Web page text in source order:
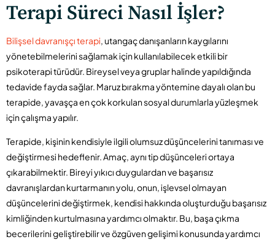
Terapi Süreci Nasıl İşler?
Bilişsel davranışçı terapi, utangaç danışanların kaygılarını
yönetebilmelerini sağlamak için kullanılabilecek etkili bir
psikoterapi türüdür. Bireysel veya gruplar halinde yapıldığında
tedavide fayda sağlar. Maruz bırakma yöntemine dayalı olan bu
terapide, yavaşça en çok korkulan sosyal durumlarla yüzleşmek
için çalışma yapılır.
Terapide, kişinin kendisiyle ilgili olumsuz düşüncelerini tanıması ve
değiştirmesi hedeflenir. Amaç, aynı tip düşünceleri ortaya
çıkarabilmektir. Bireyi yıkıcı duygulardan ve başarısız
davranışlardan kurtarmanın yolu, onun, işlevsel olmayan
düşüncelerini değiştirmek, kendisi hakkında oluşturduğu başarısız
kimliğinden kurtulmasına yardımcı olmaktır. Bu, başa çıkma
becerilerini geliştirebilir ve özgüven gelişimi konusunda yardımcı